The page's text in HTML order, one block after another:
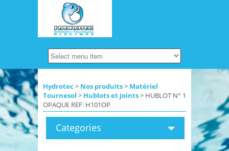
Hydrotec > Nos produits> Matériel
Tournesol > Hublots et Joints> HUBLOT N° 1
OPAQUE REF: H101OP
Categories